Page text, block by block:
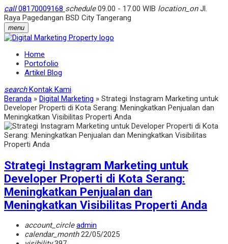
call08170009168 schedule09.00 - 17.00 WIB location_onJl.
Raya Pagedangan BSD City Tangerang
menu
Home
Portofolio
Artikel Blog
search Kontak Kami
Beranda » Digital Marketing » Strategi Instagram Marketing untuk
Developer Properti di Kota Serang: Meningkatkan Penjualan dan
Meningkatkan Visibilitas Properti Anda
Strategi Instagram Marketing untuk
Developer Properti di Kota Serang:
Meningkatkan Penjualan dan
Meningkatkan Visibilitas Properti Anda
account_circle admin
calendar_month22/05/2025